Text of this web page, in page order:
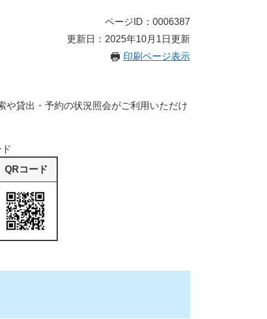
ページID：0006387
更新日：2025年10月1日更新
印刷ページ表示
や貸出・予約の状況照会がご利用いただけ
QRコード